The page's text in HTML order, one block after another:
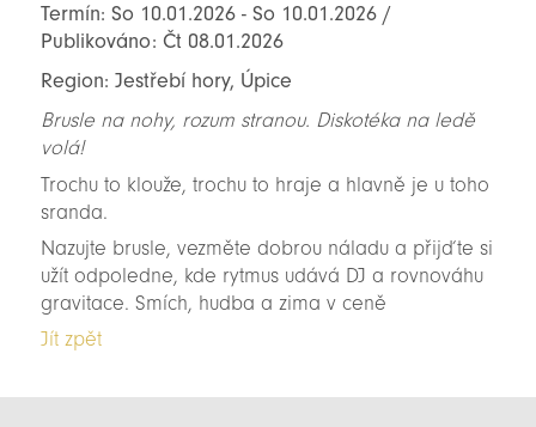
Termín: So 10.01.2026 - So 10.01.2026 /
Publikováno: Čt 08.01.2026
Region: Jestřebí hory, Úpice
Brusle na nohy, rozum stranou. Diskotéka na ledě
volá!
Trochu to klouže, trochu to hraje a hlavně je u toho
sranda.
Nazujte brusle, vezměte dobrou náladu a přijďte si
užít odpoledne, kde rytmus udává DJ a rovnováhu
gravitace. Smích, hudba a zima v ceně
Jít zpět